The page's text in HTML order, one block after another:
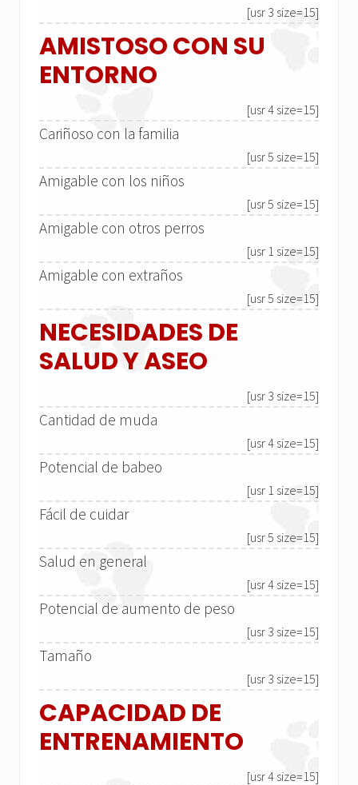
[usr 3 size=15]
AMISTOSO CON SU
ENTORNO
[usr 4 size=15]
Cariñoso con la familia
[usr 5 size=15]
Amigable con los niños
[usr 5 size=15]
Amigable con otros perros
[usr 1 size=15]
Amigable con extraños
[usr 5 size=15]
NECESIDADES DE
SALUD Y ASEO
[usr 3 size=15]
Cantidad de muda
[usr 4 size=15]
Potencial de babeo
[usr 1 size=15]
Fácil de cuidar
[usr 5 size=15]
Salud en general
[usr 4 size=15]
Potencial de aumento de peso
[usr 3 size=15]
Tamaño
[usr 3 size=15]
CAPACIDAD DE
ENTRENAMIENTO
[usr 4 size=15]